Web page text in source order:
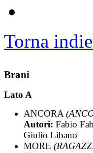
Torna
Brani
Lato A
ANCORA
Autori: Fabio
Giulio Libano
MORE